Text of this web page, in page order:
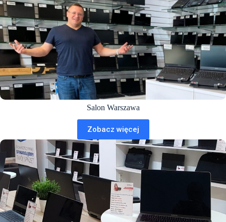
Salon Warszawa
Zobacz więcej